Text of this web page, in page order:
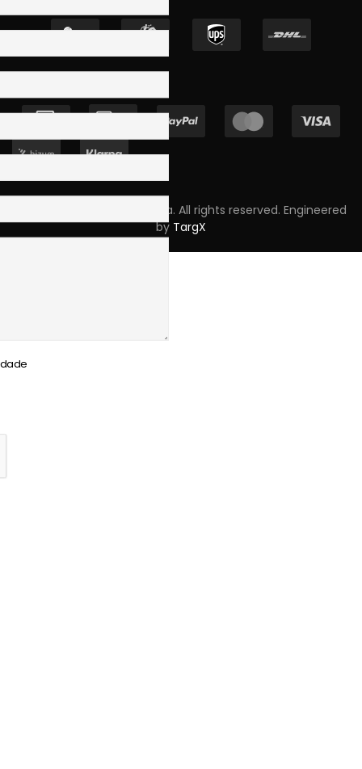
Copyright © 2023 Skpro, Lda. All rights reserved. Engineered
by TargX